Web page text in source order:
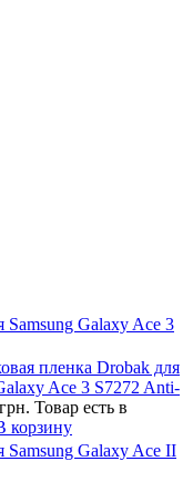
Galaxy Ace 3
пленка Drobak для
Ace 3 S7272 Anti-
Товар есть в
корзину
Samsung Galaxy Ace II